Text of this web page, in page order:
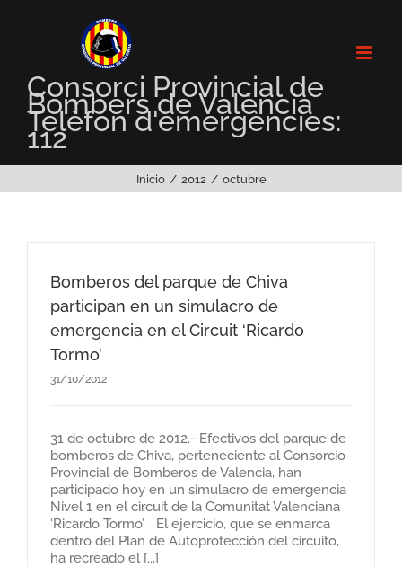
Consorci Provincial de
Bombers de València
Telèfon d'emergències:
112
Inicio 2012 octubre
Bomberos del parque de Chiva
participan en un simulacro de
emergencia en el Circuit ‘Ricardo
Tormo’
31/10/2012
31 de octubre de 2012.- Efectivos del parque de
bomberos de Chiva, perteneciente al Consorcio
Provincial de Bomberos de Valencia, han
participado hoy en un simulacro de emergencia
Nivel 1 en el circuit de la Comunitat Valenciana
‘Ricardo Tormo’. El ejercicio, que se enmarca
dentro del Plan de Autoprotección del circuito,
ha recreado el [...]